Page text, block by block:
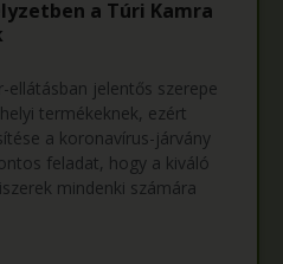
a Túri Kamra
ellátásban jelentős szerepe
termékeknek, ezért
a koronavírus-járvány
feladat, hogy a kiváló
mindenki számára